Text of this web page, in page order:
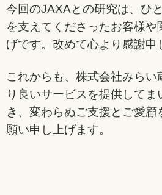
今回のJAXAとの研究は、ひ
を支えてくださったお客様
げです。改めて心より感謝申
これからも、株式会社みらい
り良いサービスを提供してま
き、変わらぬご支援とご愛
願い申し上げます。